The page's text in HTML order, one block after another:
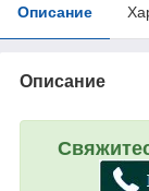
Описание
Описание